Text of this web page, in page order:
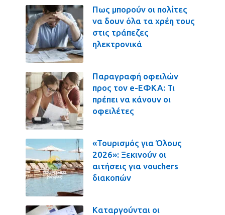
Πως μπορούν οι πολίτες
να δουν όλα τα χρέη τους
στις τράπεζες
ηλεκτρονικά
Παραγραφή οφειλών
προς τον e-ΕΦΚΑ: Τι
πρέπει να κάνουν οι
οφειλέτες
«Τουρισμός για Όλους
2026»: Ξεκινούν οι
αιτήσεις για vouchers
διακοπών
Καταργούνται οι